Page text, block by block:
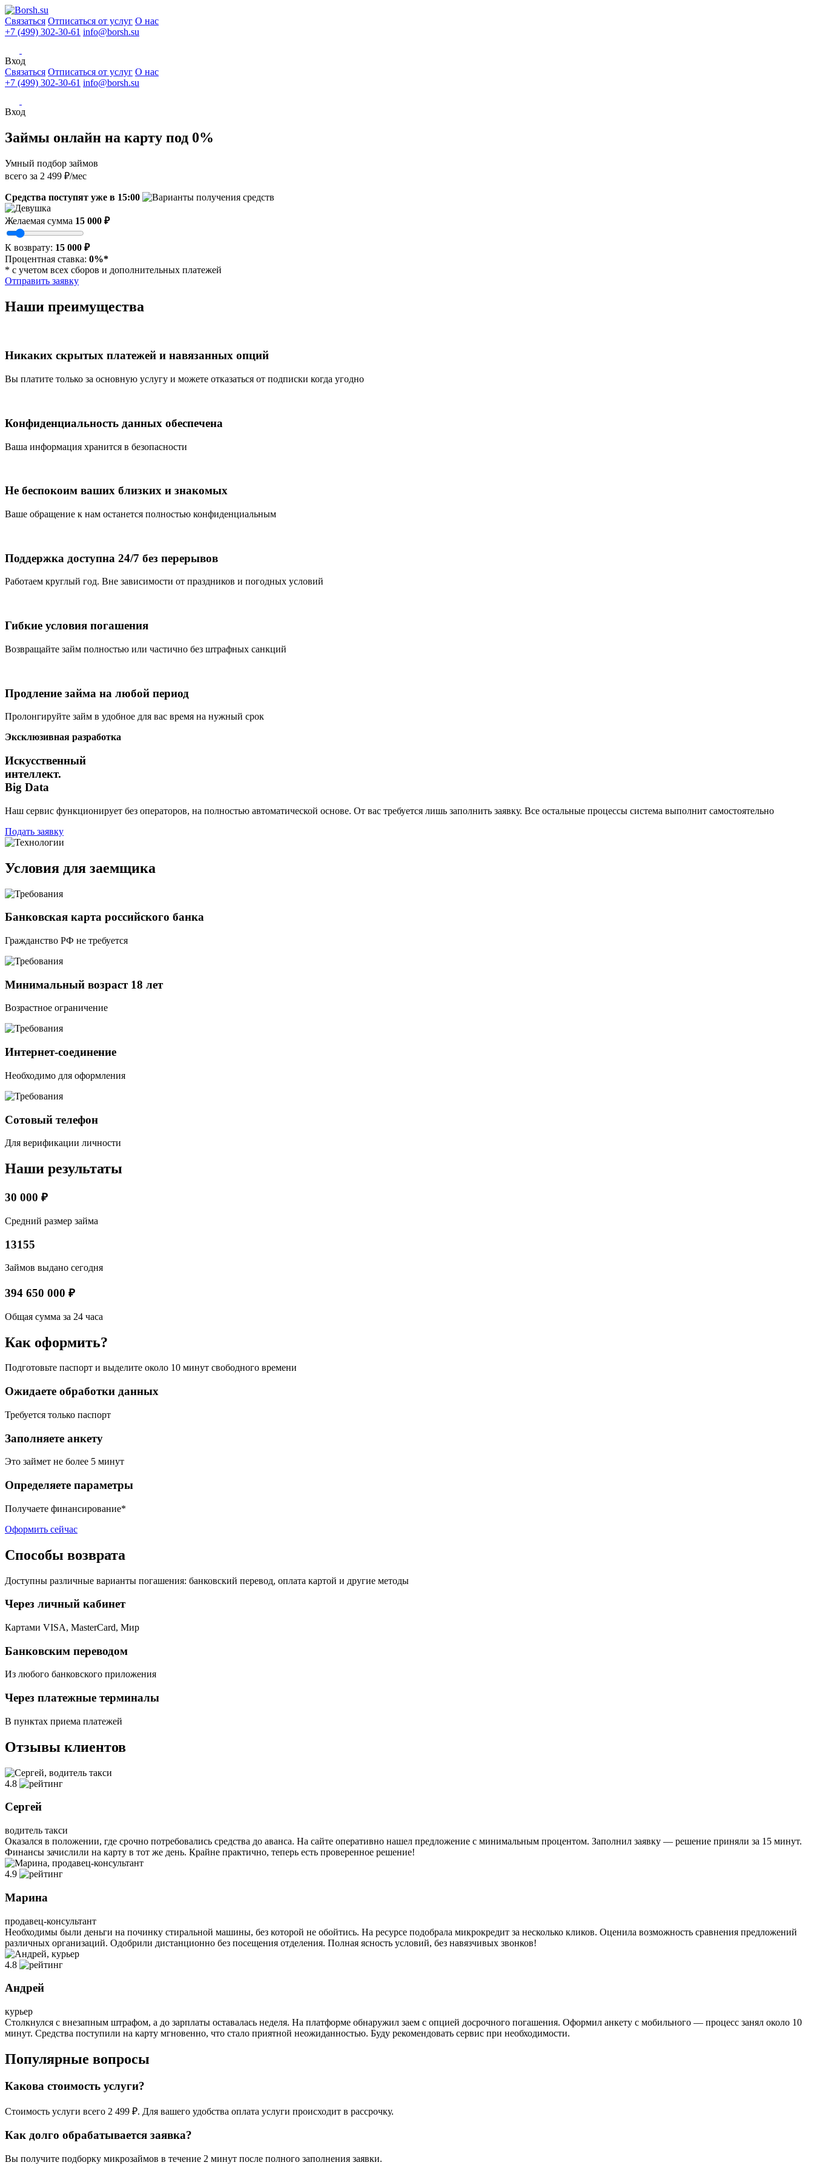
Связаться Отписаться от услуг О нас
+7 (499) 302-30-61 info@borsh.su
Вход
Связаться Отписаться от услуг О нас
+7 (499) 302-30-61 info@borsh.su
Вход
Займы онлайн на карту под 0%
Умный подбор займов
всего за 2 499 ₽/мес
Средства поступят уже в 15:00
Желаемая сумма 15 000 ₽
К возврату: 15 000 ₽
Процентная ставка: 0%*
* с учетом всех сборов и дополнительных платежей
Отправить заявку
Наши преимущества
Никаких скрытых платежей и навязанных опций
Вы платите только за основную услугу и можете отказаться от подписки когда угодно
Конфиденциальность данных обеспечена
Ваша информация хранится в безопасности
Не беспокоим ваших близких и знакомых
Ваше обращение к нам останется полностью конфиденциальным
Поддержка доступна 24/7 без перерывов
Работаем круглый год. Вне зависимости от праздников и погодных условий
Гибкие условия погашения
Возвращайте займ полностью или частично без штрафных санкций
Продление займа на любой период
Пролонгируйте займ в удобное для вас время на нужный срок
Эксклюзивная разработка
Искусственный
интеллект.
Big Data
Наш сервис функционирует без операторов, на полностью автоматической основе. От вас требуется лишь заполнить заявку. Все остальные процессы система выполнит самостоятельно
Подать заявку
Условия для заемщика
Банковская карта российского банка
Гражданство РФ не требуется
Минимальный возраст 18 лет
Возрастное ограничение
Интернет-соединение
Необходимо для оформления
Сотовый телефон
Для верификации личности
Наши результаты
30 000 ₽
Средний размер займа
13155
Займов выдано сегодня
394 650 000 ₽
Общая сумма за 24 часа
Как оформить?
Подготовьте паспорт и выделите около 10 минут свободного времени
Ожидаете обработки данных
Требуется только паспорт
Заполняете анкету
Это займет не более 5 минут
Определяете параметры
Получаете финансирование*
Оформить сейчас
Способы возврата
Доступны различные варианты погашения: банковский перевод, оплата картой и другие методы
Через личный кабинет
Картами VISA, MasterCard, Мир
Банковским переводом
Из любого банковского приложения
Через платежные терминалы
В пунктах приема платежей
Отзывы клиентов
4.8
Сергей
водитель такси
Оказался в положении, где срочно потребовались средства до аванса. На сайте оперативно нашел предложение с минимальным процентом. Заполнил заявку — решение приняли за 15 минут.
Финансы зачислили на карту в тот же день. Крайне практично, теперь есть проверенное решение!
4.9
Марина
продавец-консультант
Необходимы были деньги на починку стиральной машины, без которой не обойтись. На ресурсе подобрала микрокредит за несколько кликов. Оценила возможность сравнения предложений
различных организаций. Одобрили дистанционно без посещения отделения. Полная ясность условий, без навязчивых звонков!
4.8
Андрей
курьер
Столкнулся с внезапным штрафом, а до зарплаты оставалась неделя. На платформе обнаружил заем с опцией досрочного погашения. Оформил анкету с мобильного — процесс занял около 10
минут. Средства поступили на карту мгновенно, что стало приятной неожиданностью. Буду рекомендовать сервис при необходимости.
Популярные вопросы
Какова стоимость услуги?
Стоимость услуги всего 2 499 ₽. Для вашего удобства оплата услуги происходит в рассрочку.
Как долго обрабатывается заявка?
Вы получите подборку микрозаймов в течение 2 минут после полного заполнения заявки.